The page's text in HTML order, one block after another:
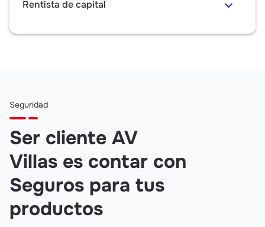
Rentista de capital
Seguridad
Ser cliente AV
Villas es contar con
Seguros para tus
productos